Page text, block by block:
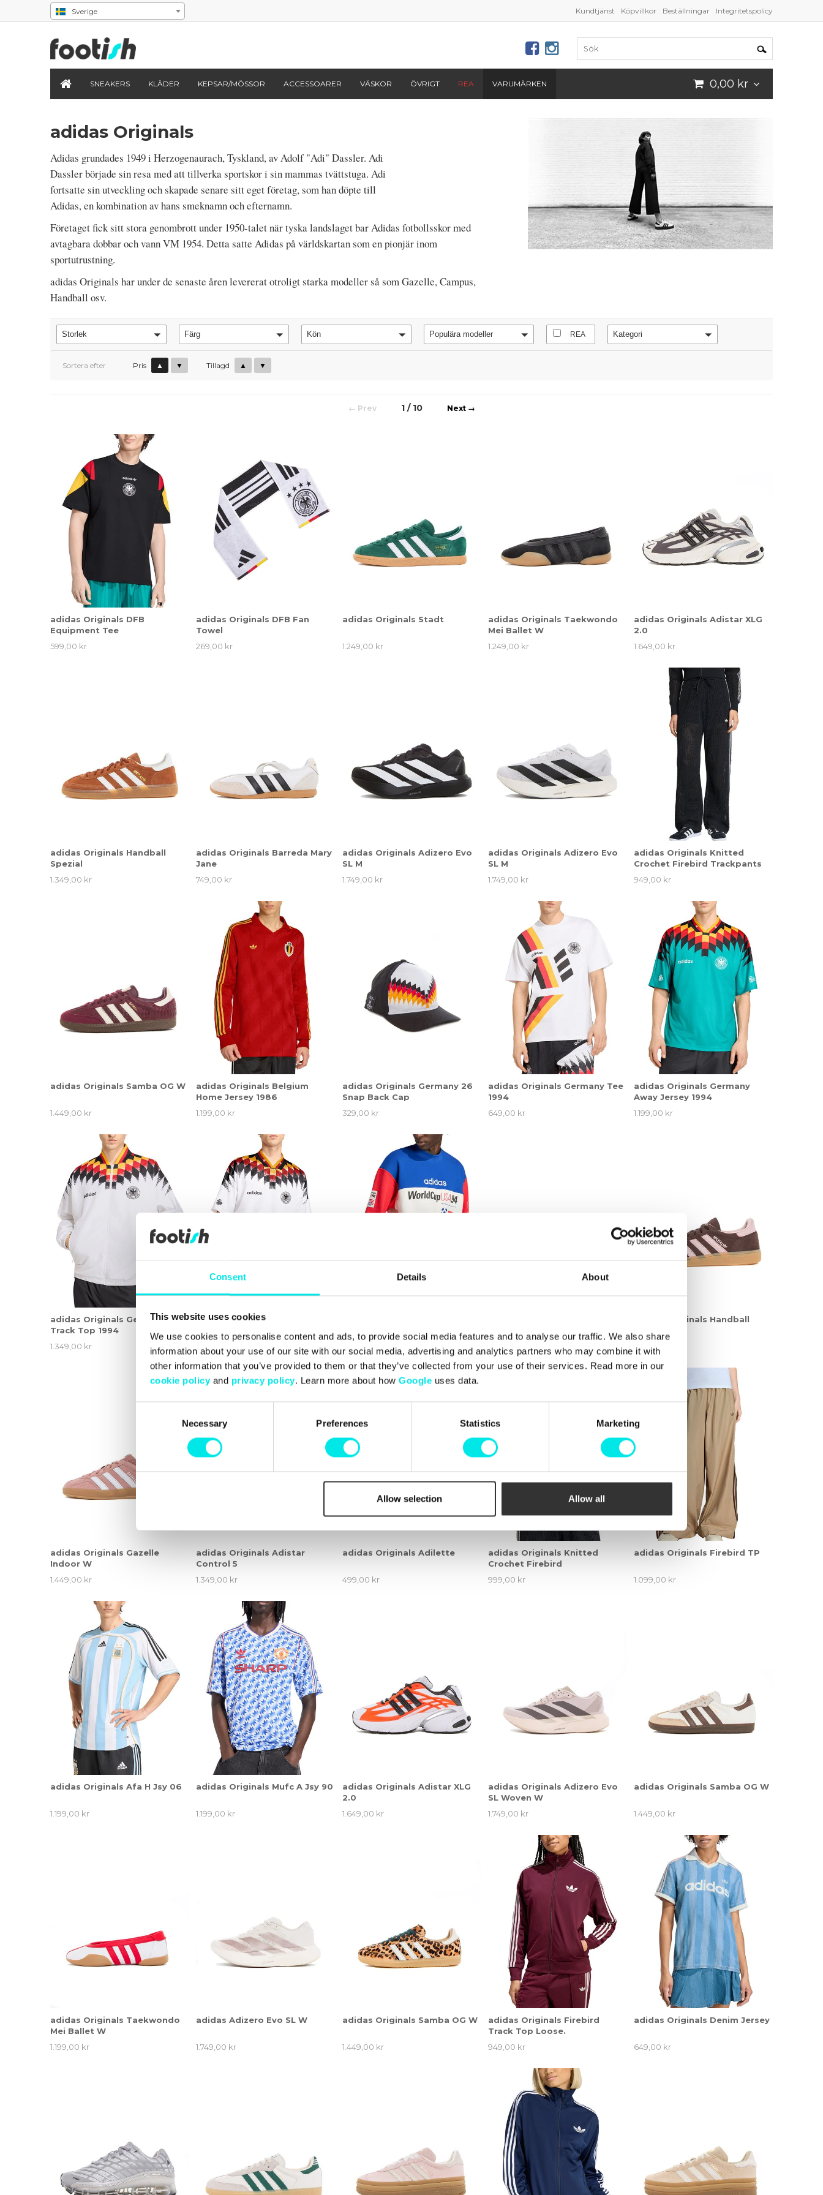
Consent Details About
This website uses cookies
We use cookies to personalise content and ads, to provide social media features and to analyse our traffic. We also share
information about your use of our site with our social media, advertising and analytics partners who may combine it with
other information that you’ve provided to them or that they’ve collected from your use of their services. Read more in our
cookie policy and privacy policy. Learn more about how Google uses data.
Necessary Preferences Statistics Marketing
Allow selection Allow all
Sverige Kundtjänst Köpvillkor Beställningar Integritetspolicy
SNEAKERS KLÄDER KEPSAR/MÖSSOR ACCESSOARER VÄSKOR ÖVRIGT REA VARUMÄRKEN 0,00 kr
adidas Originals
Adidas grundades 1949 i Herzogenaurach, Tyskland, av Adolf "Adi" Dassler. Adi
Dassler började sin resa med att tillverka sportskor i sin mammas tvättstuga. Adi
fortsatte sin utveckling och skapade senare sitt eget företag, som han döpte till
Adidas, en kombination av hans smeknamn och efternamn.
Företaget fick sitt stora genombrott under 1950-talet när tyska landslaget bar Adidas fotbollsskor med
avtagbara dobbar och vann VM 1954. Detta satte Adidas på världskartan som en pionjär inom
sportutrustning.
adidas Originals har under de senaste åren levererat otroligt starka modeller så som Gazelle, Campus,
Handball osv.
Storlek Färg Kön Populära modeller REA Kategori
Sortera efter Pris ▲ ▼ Tillagd ▲ ▼
← 1 / 10 →
adidas Originals DFB
Equipment Tee
599,00 kr
adidas Originals DFB Fan
Towel
269,00 kr
adidas Originals Stadt
1.249,00 kr
adidas Originals Taekwondo
Mei Ballet W
1.249,00 kr
adidas Originals Adistar XLG
2.0
1.649,00 kr
adidas Originals Handball
Spezial
1.349,00 kr
adidas Originals Barreda Mary
Jane
749,00 kr
adidas Originals Adizero Evo
SL M
1.749,00 kr
adidas Originals Adizero Evo
SL M
1.749,00 kr
adidas Originals Knitted
Crochet Firebird Trackpants
949,00 kr
adidas Originals Samba OG W
1.449,00 kr
adidas Originals Belgium
Home Jersey 1986
1.199,00 kr
adidas Originals Germany 26
Snap Back Cap
329,00 kr
adidas Originals Germany Tee
1994
649,00 kr
adidas Originals Germany
Away Jersey 1994
1.199,00 kr
adidas Originals Germany
Track Top 1994
1.349,00 kr
adidas Originals Germany
Home Jersey 1994
1.199,00 kr
Graphic Sweatshirt
1.199,00 kr
Mei Ballet W
1.199,00 kr
adidas Originals Handball
Spezial W
1.349,00 kr
adidas Originals Gazelle
Indoor W
1.449,00 kr
adidas Originals Adistar
Control 5
1.349,00 kr
adidas Originals Adilette
499,00 kr
adidas Originals Knitted
Crochet Firebird
999,00 kr
adidas Originals Firebird TP
1.099,00 kr
adidas Originals Afa H Jsy 06
1.199,00 kr
adidas Originals Mufc A Jsy 90
1.199,00 kr
adidas Originals Adistar XLG
2.0
1.649,00 kr
adidas Originals Adizero Evo
SL Woven W
1.749,00 kr
adidas Originals Samba OG W
1.449,00 kr
adidas Originals Taekwondo
Mei Ballet W
1.199,00 kr
adidas Adizero Evo SL W
1.749,00 kr
adidas Originals Samba OG W
1.449,00 kr
adidas Originals Firebird
Track Top Loose.
949,00 kr
adidas Originals Denim Jersey
649,00 kr